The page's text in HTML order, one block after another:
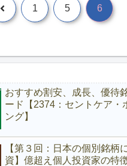
前 1 5 6
おすすめ割安、成長、優待
ード【2374：セントケア・
ング】
【第３回：日本の個別銘柄
資】億超え個人投資家の特